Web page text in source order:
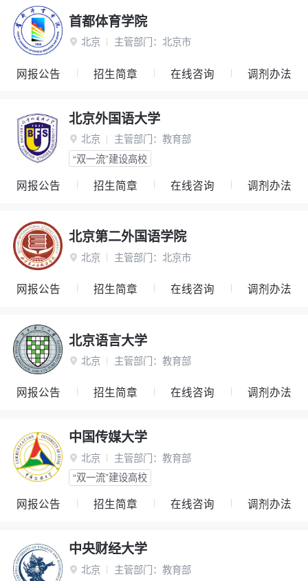
首都体育学院
 北京 主管部门： 北京市
网报公告 招生简章 在线咨询 调剂办法
北京外国语大学
 北京 主管部门： 教育部
“双一流”建设高校
网报公告 招生简章 在线咨询 调剂办法
北京第二外国语学院
 北京 主管部门： 北京市
网报公告 招生简章 在线咨询 调剂办法
北京语言大学
 北京 主管部门： 教育部
网报公告 招生简章 在线咨询 调剂办法
中国传媒大学
 北京 主管部门： 教育部
“双一流”建设高校
网报公告 招生简章 在线咨询 调剂办法
中央财经大学
 北京 主管部门： 教育部